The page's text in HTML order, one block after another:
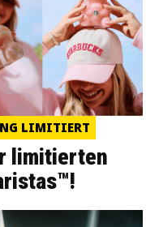
LIMITIERT
limitierten